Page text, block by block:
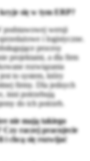
się w tym ERP?
podstawowej wersji
i logistyczne.
procesy
projektami, a dla firm
rozwiązania
to system, który
firmy. Dla jednych
inni potrzebują
do ich potrzeb.
nie mają takiego
Czy raczej pracujecie
i chcą się rozwijać